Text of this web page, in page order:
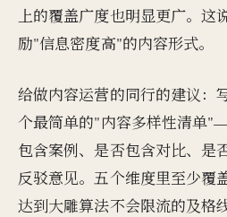
上的覆盖广度也明显更广。这
励"信息密度高"的内容形式。
给做内容运营的同行的建议：
个最简单的"内容多样性清单
包含案例、是否包含对比、是
反驳意见。五个维度里至少覆
达到大雕算法不会限流的及格